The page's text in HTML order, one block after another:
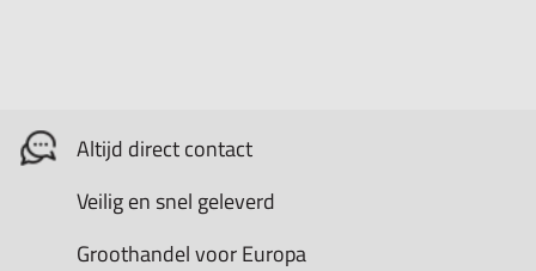
Altijd direct contact
Veilig en snel geleverd
Groothandel voor Europa